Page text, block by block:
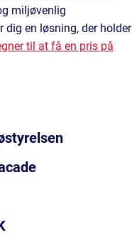
miljøvenlig
en løsning, der holder
til at få en pris på